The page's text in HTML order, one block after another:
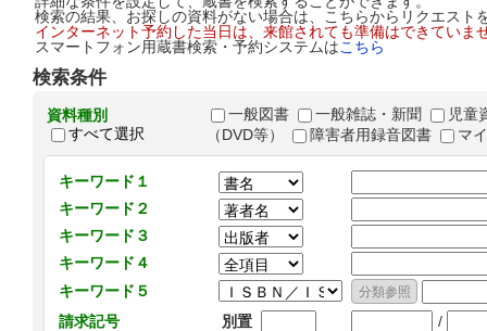
検索の結果、お探しの資料がない場合は、こちらからリクエス
インターネット予約した当日は、来館されても準備はできてい
スマートフォン用蔵書検索・予約システムはこちら
検索条件
資料種別
すべて選択
一般図書 一般雑誌・新聞
児童
（DVD等）
障害者用録音図書 マ
キーワード１
キーワード２
キーワード３
キーワード４
キーワード５
請求記号
別置 /